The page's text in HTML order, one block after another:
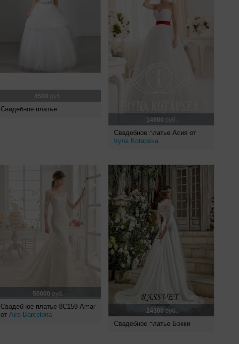
4500 руб.
Свадебное платье
14900 руб.
Свадебное платье Асия от
Iryna Kotapska
50000 руб.
Свадебное платье 8C159-Amar
от Aire Barcelona 24300 руб.
Свадебное платье Бэкки